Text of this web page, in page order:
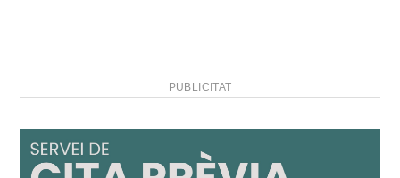
PUBLICITAT